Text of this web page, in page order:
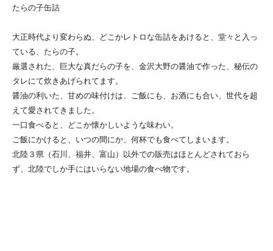
たらの子缶詰
大正時代より変わらぬ、どこかレトロな缶詰をあけると、堂々と入っ
ている、たらの子。
厳選された、巨大な真だらの子を、金沢大野の醤油で作った、秘伝の
タレにて炊きあげられてます。
醤油の利いた、甘めの味付けは、ご飯にも、お酒にも合い、世代を超
えて愛されてきました。
一口食べると、どこか懐かしいような味わい。
ご飯にかけると、いつの間にか、何杯でも食べてしまいます。
北陸３県（石川、福井、富山）以外での販売はほとんどされておら
ず、北陸でしか手にはいらない地場の食べ物です。